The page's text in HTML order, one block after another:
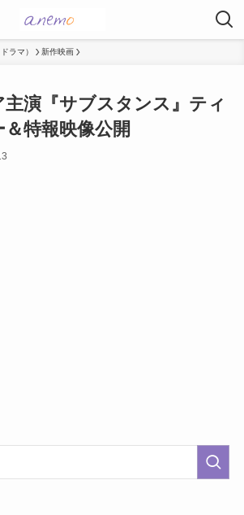
ラマ） 新作映画
演『サブスタンス』ティ
特報映像公開